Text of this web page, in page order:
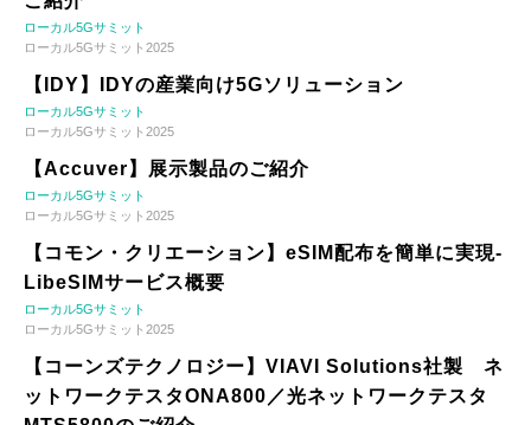
ローカル5Gサミット
ローカル5Gサミット2025
【IDY】IDYの産業向け5Gソリューション
ローカル5Gサミット
ローカル5Gサミット2025
【Accuver】展示製品のご紹介
ローカル5Gサミット
ローカル5Gサミット2025
【コモン・クリエーション】eSIM配布を簡単に実現-
LibeSIMサービス概要
ローカル5Gサミット
ローカル5Gサミット2025
【コーンズテクノロジー】VIAVI Solutions社製 ネ
ットワークテスタONA800／光ネットワークテスタ